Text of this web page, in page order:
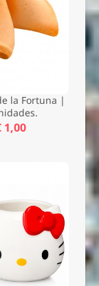
la Fortuna |
1,00